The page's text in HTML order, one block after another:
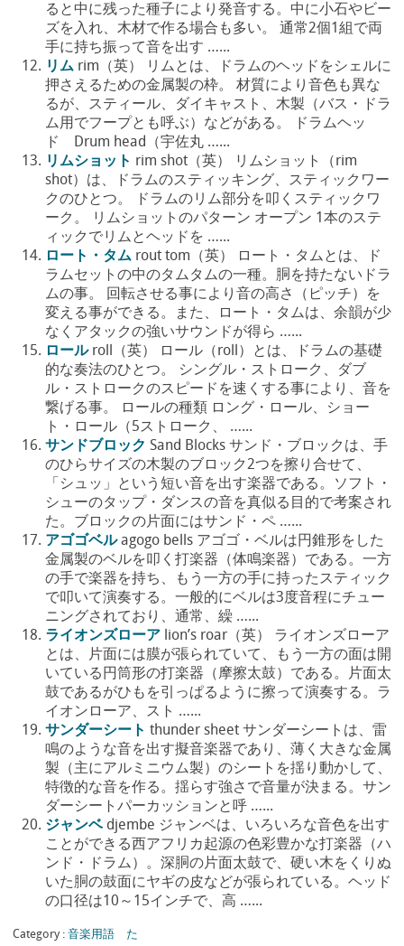
ると中に残った種子により発音する。中に小石やビー
ズを入れ、木材で作る場合も多い。 通常2個1組で両
手に持ち振って音を出す …...
リム rim（英） リムとは、ドラムのヘッドをシェルに
押さえるための金属製の枠。 材質により音色も異な
るが、スティール、ダイキャスト、木製（バス・ドラ
ム用でフープとも呼ぶ）などがある。 ドラムヘッ
ド Drum head（宇佐丸 …...
リムショット rim shot（英） リムショット（rim
shot）は、ドラムのスティッキング、スティックワー
クのひとつ。 ドラムのリム部分を叩くスティックワ
ーク。 リムショットのパターン オープン 1本のステ
ィックでリムとヘッドを …...
ロート・タム rout tom（英） ロート・タムとは、ド
ラムセットの中のタムタムの一種。胴を持たないドラ
ムの事。 回転させる事により音の高さ（ピッチ）を
変える事ができる。また、ロート・タムは、余韻が少
なくアタックの強いサウンドが得ら …...
ロール roll（英） ロール（roll）とは、ドラムの基礎
的な奏法のひとつ。 シングル・ストローク、ダブ
ル・ストロークのスピードを速くする事により、音を
繋げる事。 ロールの種類 ロング・ロール、ショー
ト・ロール（5ストローク、 …...
サンドブロック Sand Blocks サンド・ブロックは、手
のひらサイズの木製のブロック2つを擦り合せて、
「シュッ」という短い音を出す楽器である。ソフト・
シューのタップ・ダンスの音を真似る目的で考案され
た。ブロックの片面にはサンド・ペ …...
アゴゴベル agogo bells アゴゴ・ベルは円錐形をした
金属製のベルを叩く打楽器（体鳴楽器）である。一方
の手で楽器を持ち、もう一方の手に持ったスティック
で叩いて演奏する。一般的にベルは3度音程にチュー
ニングされており、通常、繰 …...
ライオンズローア lion’s roar（英） ライオンズローア
とは、片面には膜が張られていて、もう一方の面は開
いている円筒形の打楽器（摩擦太鼓）である。片面太
鼓であるがひもを引っぱるように擦って演奏する。ラ
イオンローア、スト …...
サンダーシート thunder sheet サンダーシートは、雷
鳴のような音を出す擬音楽器であり、薄く大きな金属
製（主にアルミニウム製）のシートを揺り動かして、
特徴的な音を作る。揺らす強さで音量が決まる。サン
ダーシートパーカッションと呼 …...
ジャンベ djembe ジャンベは、いろいろな音色を出す
ことができる西アフリカ起源の色彩豊かな打楽器（ハ
ンド・ドラム）。深胴の片面太鼓で、硬い木をくりぬ
いた胴の鼓面にヤギの皮などが張られている。ヘッド
の口径は10～15インチで、高 …...
Category : 音楽用語 た